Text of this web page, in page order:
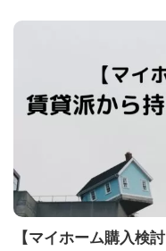
【マイホーム購入検